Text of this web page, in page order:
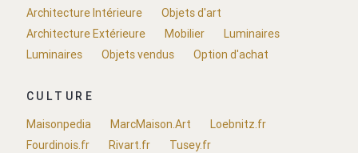
Architecture Intérieure
Objets d'art
Architecture Extérieure
Mobilier
Luminaires
Luminaires
Objets vendus Option d'achat
CULTURE
Maisonpedia
MarcMaison.Art
Loebnitz.fr
Fourdinois.fr
Rivart.fr
Tusey.fr